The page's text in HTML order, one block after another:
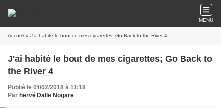
MENU
Accueil » J'ai habité le bout de mes cigarettes; Go Back to the River 4
J'ai habité le bout de mes cigarettes; Go Back to
the River 4
Publié le 04/02/2018 à 13:18
Par hervé Dalle Nogare